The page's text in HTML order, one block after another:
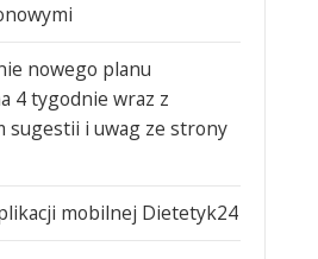
nowego planu
4 tygodnie wraz z
sugestii i uwag ze strony
mobilnej Dietetyk24